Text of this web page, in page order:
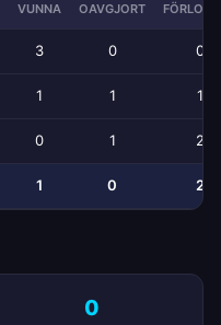
VUNNA OAVGJORT
3 0 0
1 1 1
0 1 2
1 0 2
0